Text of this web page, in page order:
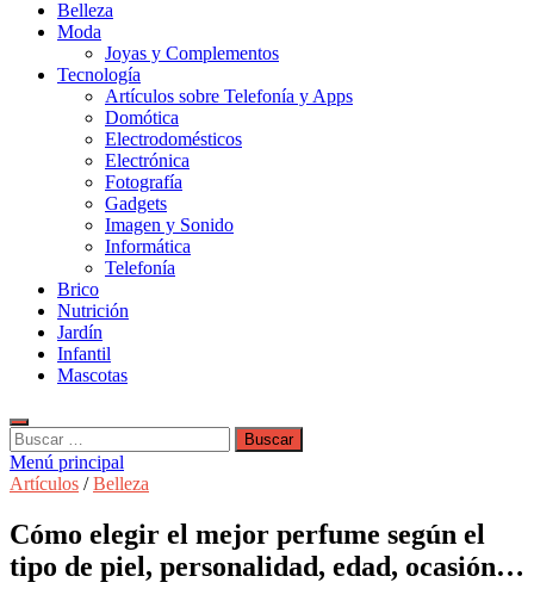
Belleza
Moda
Joyas y Complementos
Tecnología
Artículos sobre Telefonía y Apps
Domótica
Electrodomésticos
Electrónica
Fotografía
Gadgets
Imagen y Sonido
Informática
Telefonía
Brico
Nutrición
Jardín
Infantil
Mascotas
Buscar:
Menú principal
Artículos /Belleza
Cómo elegir el mejor perfume según el
tipo de piel, personalidad, edad, ocasión…